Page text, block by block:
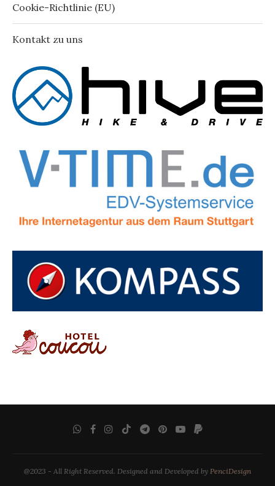
Cookie-Richtlinie (EU)
Kontakt zu uns
@2023 - All Right Reserved. Designed and Developed by PenciDesign